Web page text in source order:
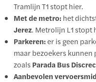
Tramlijn T1 stopt hier.
Met de metro: het
Jerez. Metrolijn L1 stopt
Parkeren:er is geen
maar bezoekers
zoals Parada Bus
Aanbevolen